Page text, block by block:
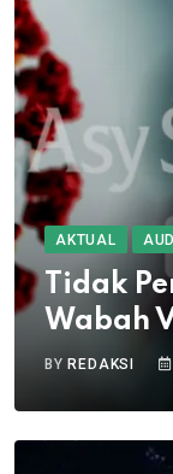
AKTUAL
Tidak
Wabah
BY REDAKSI